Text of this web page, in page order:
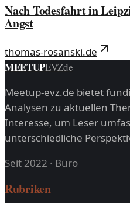
Nach Todesfahrt in
Angst
thomas-rosanski.de
MEETUPEVZde
Meetup-evz.de bietet
Analysen zu aktuellen
Interesse, um Leser
unterschiedliche
Seit 2022 · Büro
Rubriken